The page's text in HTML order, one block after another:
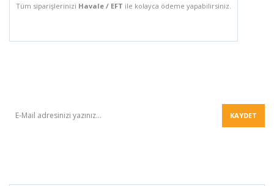
Tüm siparişlerinizi Havale / EFT ile kolayca ödeme yapabilirsiniz.
KAYDET